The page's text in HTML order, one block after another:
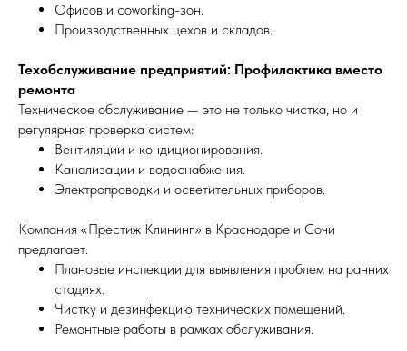
Офисов и coworking-зон.
Производственных цехов и складов.
Техобслуживание предприятий: Профилактика вместо
ремонта
Техническое обслуживание — это не только чистка, но и
регулярная проверка систем:
Вентиляции и кондиционирования.
Канализации и водоснабжения.
Электропроводки и осветительных приборов.
Компания «Престиж Клининг» в Краснодаре и Сочи
предлагает:
Плановые инспекции для выявления проблем на ранних
стадиях.
Чистку и дезинфекцию технических помещений.
Ремонтные работы в рамках обслуживания.